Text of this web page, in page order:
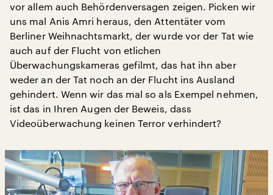
vor allem auch Behördenversagen zeigen. Picken wir
uns mal Anis Amri heraus, den Attentäter vom
Berliner Weihnachtsmarkt, der wurde vor der Tat wie
auch auf der Flucht von etlichen
Überwachungskameras gefilmt, das hat ihn aber
weder an der Tat noch an der Flucht ins Ausland
gehindert. Wenn wir das mal so als Exempel nehmen,
ist das in Ihren Augen der Beweis, dass
Videoüberwachung keinen Terror verhindert?